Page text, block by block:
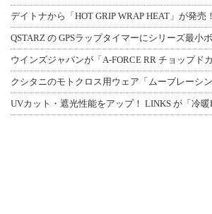
デイトナから「HOT GRIP WRAP HEAT」が発
QSTARZ の GPSラップタイマーにシリーズ最小
ウインズジャパンが「A-FORCE RR チョップド